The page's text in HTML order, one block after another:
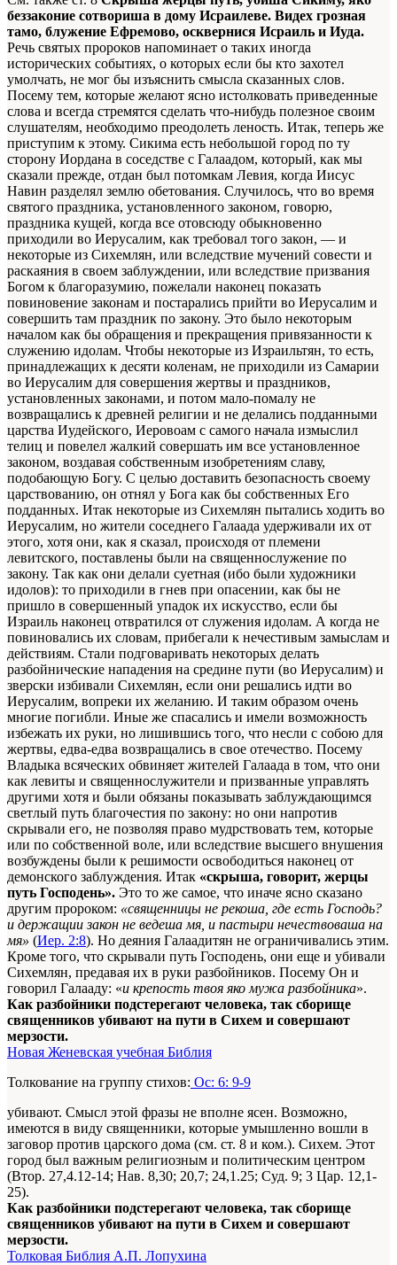
беззаконие сотвориша в дому Исраилеве. Видех грозная
тамо, блужение Ефремово, осквернися Исраиль и Иуда.
Речь святых пророков напоминает о таких иногда
исторических событиях, о которых если бы кто захотел
умолчать, не мог бы изъяснить смысла сказанных слов.
Посему тем, которые желают ясно истолковать приведенные
слова и всегда стремятся сделать что-нибудь полезное своим
слушателям, необходимо преодолеть леность. Итак, теперь же
приступим к этому. Сикима есть небольшой город по ту
сторону Иордана в соседстве с Галаадом, который, как мы
сказали прежде, отдан был потомкам Левия, когда Иисус
Навин разделял землю обетования. Случилось, что во время
святого праздника, установленного законом, говорю,
праздника кущей, когда все отовсюду обыкновенно
приходили во Иерусалим, как требовал того закон, — и
некоторые из Сихемлян, или вследствие мучений совести и
раскаяния в своем заблуждении, или вследствие призвания
Богом к благоразумию, пожелали наконец показать
повиновение законам и постарались прийти во Иерусалим и
совершить там праздник по закону. Это было некоторым
началом как бы обращения и прекращения привязанности к
служению идолам. Чтобы некоторые из Израильтян, то есть,
принадлежащих к десяти коленам, не приходили из Самарии
во Иерусалим для совершения жертвы и праздников,
установленных законами, и потом мало-помалу не
возвращались к древней религии и не делались подданными
царства Иудейского, Иеровоам с самого начала измыслил
телиц и повелел жалкий совершать им все установленное
законом, воздавая собственным изобретениям славу,
подобающую Богу. С целью доставить безопасность своему
царствованию, он отнял у Бога как бы собственных Его
подданных. Итак некоторые из Сихемлян пытались ходить во
Иерусалим, но жители соседнего Галаада удерживали их от
этого, хотя они, как я сказал, происходя от племени
левитского, поставлены были на священнослужение по
закону. Так как они делали суетная (ибо были художники
идолов): то приходили в гнев при опасении, как бы не
пришло в совершенный упадок их искусство, если бы
Израиль наконец отвратился от служения идолам. А когда не
повиновались их словам, прибегали к нечестивым замыслам и
действиям. Стали подговаривать некоторых делать
разбойнические нападения на средине пути (во Иерусалим) и
зверски избивали Сихемлян, если они решались идти во
Иерусалим, вопреки их желанию. И таким образом очень
многие погибли. Иные же спасались и имели возможность
избежать их руки, но лишившись того, что несли с собою для
жертвы, едва-едва возвращались в свое отечество. Посему
Владыка всяческих обвиняет жителей Галаада в том, что они
как левиты и священнослужители и призванные управлять
другими хотя и были обязаны показывать заблуждающимся
светлый путь благочестия по закону: но они напротив
скрывали его, не позволяя право мудрствовать тем, которые
или по собственной воле, или вследствие высшего внушения
возбуждены были к решимости освободиться наконец от
демонского заблуждения. Итак «скрыша, говорит, жерцы
путь Господень». Это то же самое, что иначе ясно сказано
другим пророком: «священницы не рекоша, где есть Господь?
и держащии закон не ведеша мя, и пастыри нечествоваша на
мя» (Иер. 2:8). Но деяния Галаадитян не ограничивались этим.
Кроме того, что скрывали путь Господень, они еще и убивали
Сихемлян, предавая их в руки разбойников. Посему Он и
говорил Галааду: «и крепость твоя яко мужа разбойника».
Как разбойники подстерегают человека, так сборище
священников убивают на пути в Сихем и совершают
мерзости.
Новая Женевская учебная Библия
Толкование на группу стихов: Ос: 6: 9-9
убивают. Смысл этой фразы не вполне ясен. Возможно,
имеются в виду священники, которые умышленно вошли в
заговор против царского дома (см. ст. 8 и ком.). Сихем. Этот
город был важным религиозным и политическим центром
(Втор. 27,4.12-14; Нав. 8,30; 20,7; 24,1.25; Суд. 9; 3 Цар. 12,1-
25).
Как разбойники подстерегают человека, так сборище
священников убивают на пути в Сихем и совершают
мерзости.
Толковая Библия А.П. Лопухина